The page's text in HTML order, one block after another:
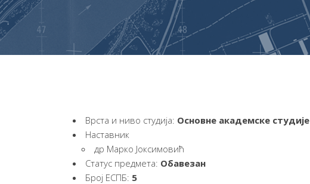
Врста и ниво студија: Основне академске студије
Наставник
др Марко Јоксимовић
Статус предмета: Обавезан
Број ЕСПБ: 5